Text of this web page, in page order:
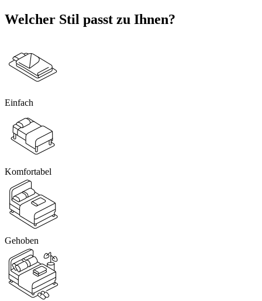
Welcher Stil passt zu Ihnen?
Einfach
Komfortabel
Gehoben